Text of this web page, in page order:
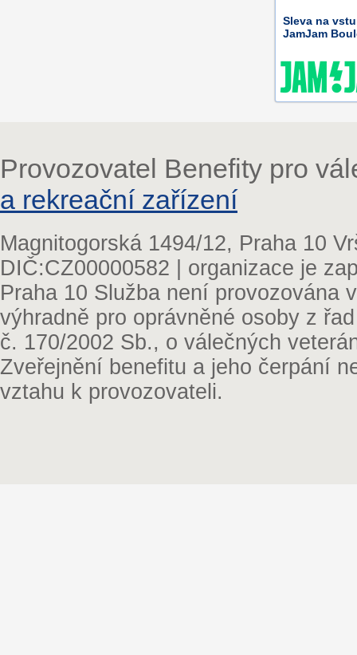
Sleva na
JamJam
Provozovatel Benefity pro
a rekreační zařízení
Magnitogorská 1494/12, Praha 10
DIČ:CZ00000582 | organizace je
Praha 10 Služba není provozována
výhradně pro oprávněné osoby z
č. 170/2002 Sb., o válečných
Zveřejnění benefitu a jeho čerpání
vztahu k provozovateli.